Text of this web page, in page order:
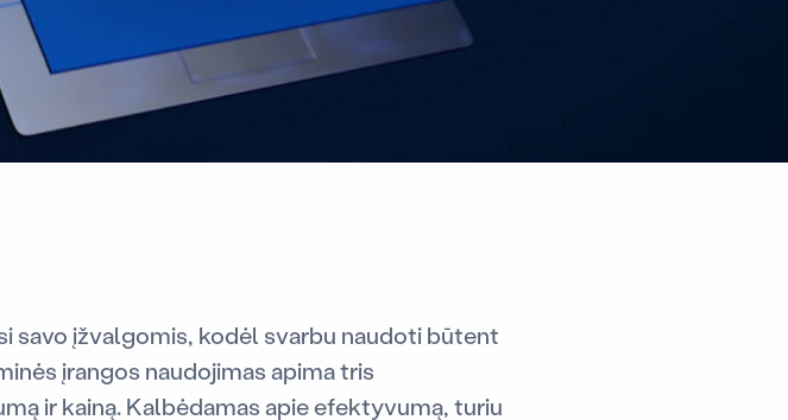
savo įžvalgomis, kodėl svarbu naudoti būtent
įrangos naudojimas apima tris
ir kainą. Kalbėdamas apie efektyvumą, turiu